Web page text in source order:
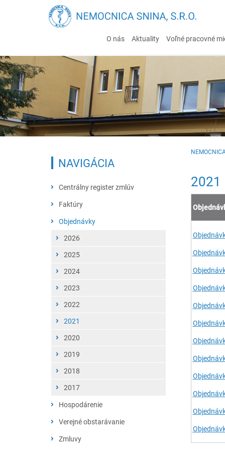
O nás Aktuality Voľné pracovné
2021
NAVIGÁCIA
Centrálny register zmlúv
Faktúry
2026
2025
2024
2023
2022
2021
2020
2019
2018
2017
Objednávky
2026
2025
2024
2023
2022
2021
2020
2019
2018
2017
Hospodárenie
Verejné obstarávanie
2017
Zmluvy